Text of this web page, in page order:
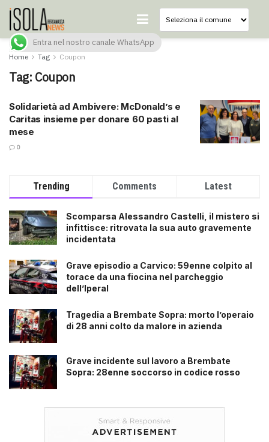
Home Tag Coupon
Tag: Coupon
Solidarietà ad Ambivere: McDonald’s e
Caritas insieme per donare 60 pasti al
mese
0
Trending Comments Latest
Scomparsa Alessandro Castelli, il mistero si
infittisce: ritrovata la sua auto gravemente
incidentata
Grave episodio a Carvico: 59enne colpito al
torace da una fiocina nel parcheggio
dell’Iperal
Tragedia a Brembate Sopra: morto l’operaio
di 28 anni colto da malore in azienda
Grave incidente sul lavoro a Brembate
Sopra: 28enne soccorso in codice rosso
Entra nel nostro canale WhatsApp